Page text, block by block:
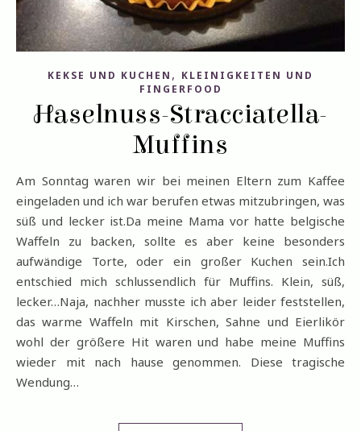
KEKSE UND KUCHEN , KLEINIGKEITEN UND
FINGERFOOD
Haselnuss-Stracciatella-
Muffins
Am Sonntag waren wir bei meinen Eltern zum Kaffee
eingeladen und ich war berufen etwas mitzubringen, was
süß und lecker ist.Da meine Mama vor hatte belgische
Waffeln zu backen, sollte es aber keine besonders
aufwändige Torte, oder ein großer Kuchen sein.Ich
entschied mich schlussendlich für Muffins. Klein, süß,
lecker…Naja, nachher musste ich aber leider feststellen,
das warme Waffeln mit Kirschen, Sahne und Eierlikör
wohl der größere Hit waren und habe meine Muffins
wieder mit nach hause genommen. Diese tragische
Wendung…